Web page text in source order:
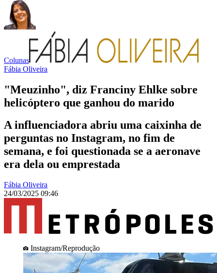
Colunas
Fábia Oliveira
"Meuzinho", diz Franciny Ehlke sobre
helicóptero que ganhou do marido
A influenciadora abriu uma caixinha de
perguntas no Instagram, no fim de
semana, e foi questionada se a aeronave
era dela ou emprestada
Fábia Oliveira
24/03/2025 09:46
Instagram/Reprodução